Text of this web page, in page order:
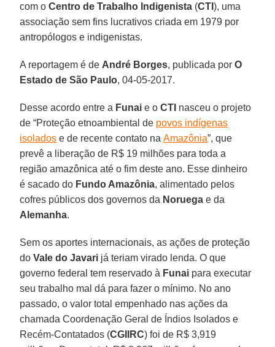
com oCentro de Trabalho Indigenista (CTI), uma
associação sem fins lucrativos criada em 1979 por
antropólogos e indigenistas.
A reportagem é de André Borges, publicada porO
Estado de São Paulo, 04-05-2017.
Desse acordo entre a Funai e oCTI nasceu o projeto
de “Proteção etnoambiental de povos indígenas
isolados e de recente contato na Amazônia”, que
prevê a liberação de R$ 19 milhões para toda a
região amazônica até o fim deste ano. Esse dinheiro
é sacado do Fundo Amazônia, alimentado pelos
cofres públicos dos governos da Noruega e da
Alemanha.
Sem os aportes internacionais, as ações de proteção
doVale do Javari já teriam virado lenda. O que
governo federal tem reservado à Funai para executar
seu trabalho mal dá para fazer o mínimo. No ano
passado, o valor total empenhado nas ações da
chamada Coordenação Geral de Índios Isolados e
Recém-Contatados (CGIIRC) foi de R$ 3,919